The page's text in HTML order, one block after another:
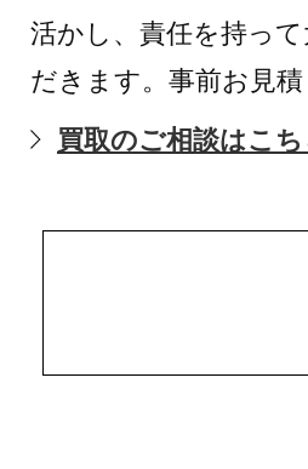
活かし、責任を持っ
だきます。事前お見
買取のご相談はこち